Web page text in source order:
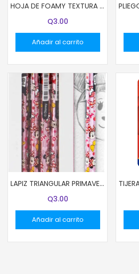
HOJA DE FOAMY TEXTURA TOALLA AZUL
Q3.00
Añadir al carrito
LAPIZ TRIANGULAR PRIMAVERA DISEÑO MINNIE MOUSE UNIDAD
Q3.00
Añadir al carrito